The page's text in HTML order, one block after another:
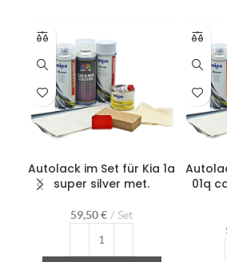
Autolack im Set für Kia 1a
super silver met.
59,50€ Set
01q